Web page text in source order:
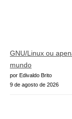
GNU/Linux ou
mundo
por Edivaldo Brito
9 de agosto de 2026